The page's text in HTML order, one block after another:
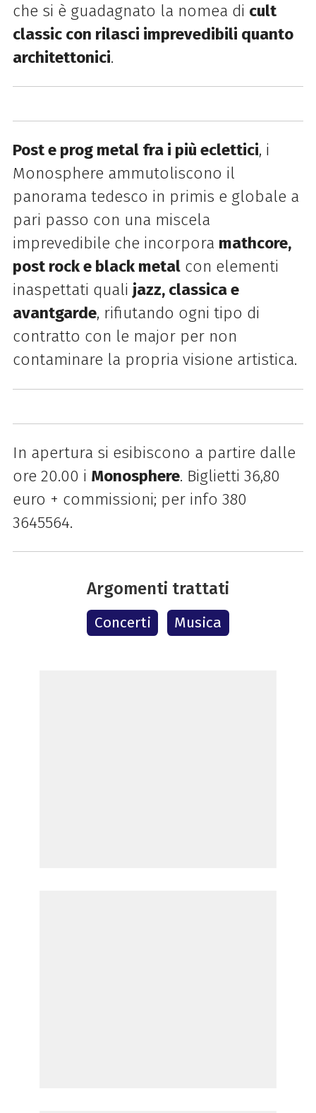
che si è guadagnato la nomea di cult
classic con rilasci imprevedibili quanto
architettonici.
Post e prog metal fra i più eclettici, i
Monosphere ammutoliscono il
panorama tedesco in primis e globale a
pari passo con una miscela
imprevedibile che incorpora mathcore,
post rock e black metalcon elementi
inaspettati quali jazz, classica e
avantgarde, rifiutando ogni tipo di
contratto con le major per non
contaminare la propria visione artistica.
In apertura si esibiscono a partire dalle
ore 20.00 i Monosphere. Biglietti 36,80
euro + commissioni; per info 380
3645564.
Argomenti trattati
Concerti Musica